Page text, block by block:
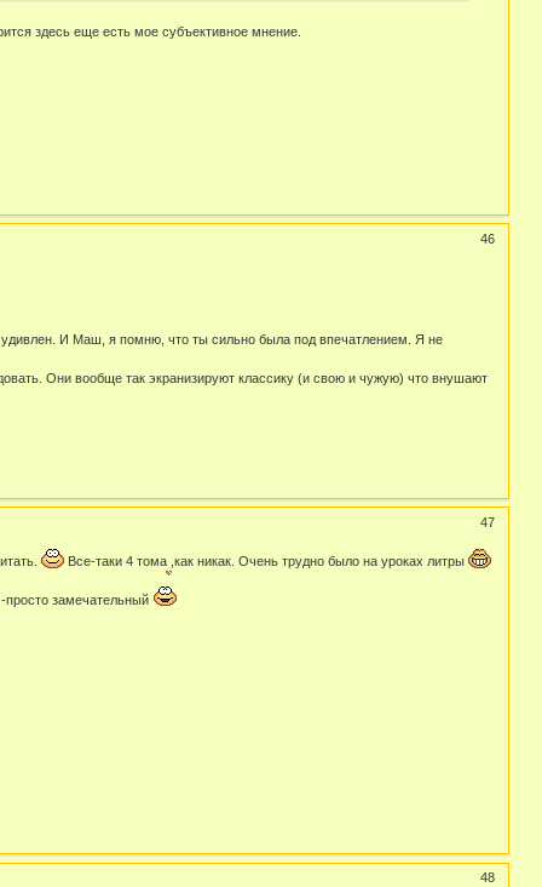
здесь еще есть мое субъективное мнение.
46
И Маш, я помню, что ты сильно была под впечатлением. Я не
Они вообще так экранизируют классику (и свою и чужую) что внушают
47
Все-таки 4 тома ,как никак. Очень трудно было на уроках литры
просто замечательный
48